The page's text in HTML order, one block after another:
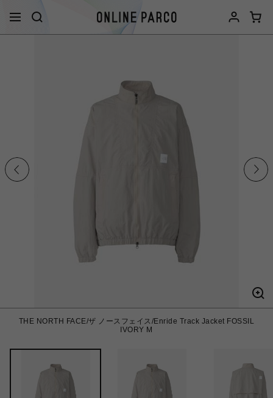
THE NORTH FACE/ザ ノースフェイス/Enride Track Jacket FOSSIL
IVORY M